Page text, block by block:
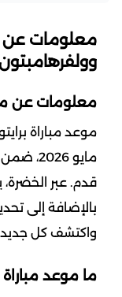
معلومات عن
معلومات عن
مايو
قدم. عبر الخضرة،
بالإضافة إلى
واكتشف كل
ما موعد